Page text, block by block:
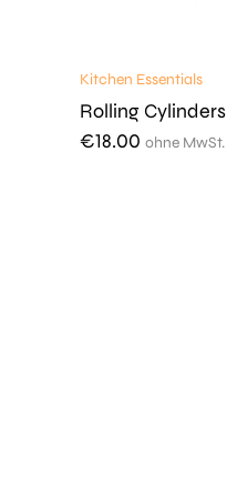
Kitchen Essentials
Rolling Cylinders
€18.00 ohne MwSt.